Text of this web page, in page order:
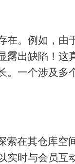
在。例如，
出缺陷！这
。一个涉及
索在其仓库空
时与会员互